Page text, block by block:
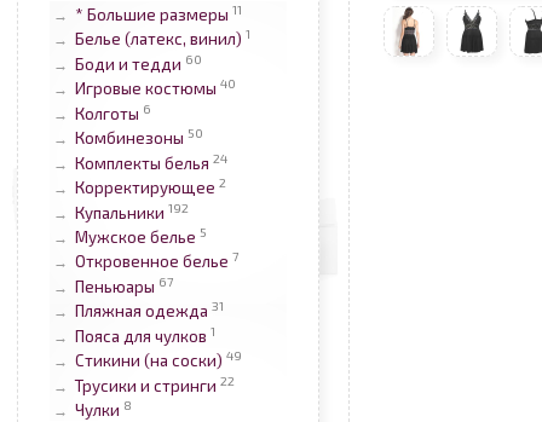
→ * Большие размеры 11
→ Белье (латекс, винил) 1
→ Боди и тедди 60
→ Игровые костюмы 40
→ Колготы 6
→ Комбинезоны 50
→ Комплекты белья 24
→ Корректирующее 2
→ Купальники 192
→ Мужское белье 5
→ Откровенное белье 7
→ Пеньюары 67
→ Пляжная одежда 31
→ Пояса для чулков 1
→ Стикини (на соски) 49
→ Трусики и стринги 22
→ Чулки 8